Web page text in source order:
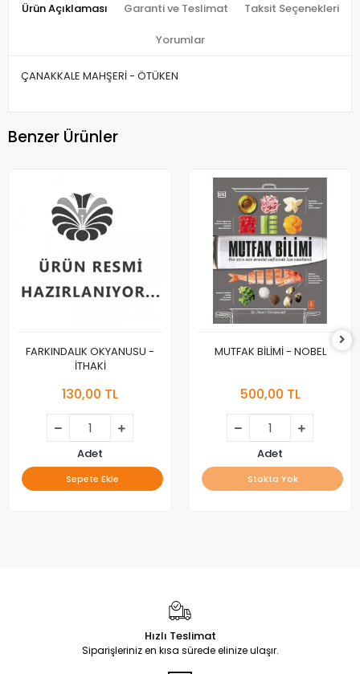
Ürün Açıklaması Garanti ve Teslimat Taksit Seçenekleri
Yorumlar
ÇANAKKALE MAHŞERİ - ÖTÜKEN
Benzer Ürünler
FARKINDALIK OKYANUSU -
İTHAKİ
130,00 TL
Adet
Sepete Ekle
MUTFAK BİLİMİ - NOBEL
500,00 TL
Adet
Stokta Yok
Hızlı Teslimat
Siparişleriniz en kısa sürede elinize ulaşır.